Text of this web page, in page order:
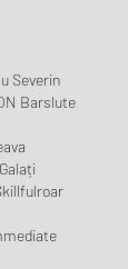
Severin
Barslute